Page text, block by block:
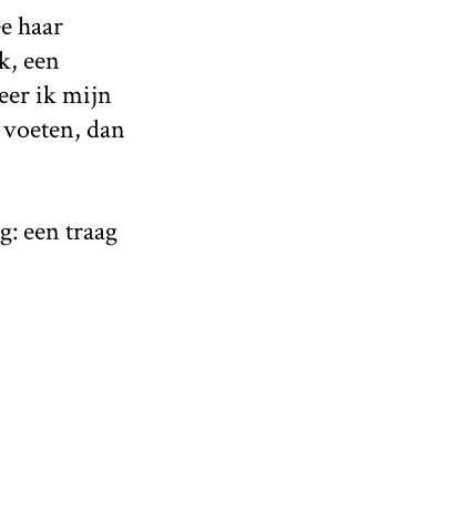
haar
een
ik mijn
dan
een traag